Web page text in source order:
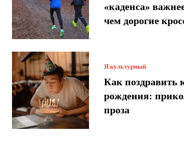
«каденса»
чем дорогие
Я культурный
Как поздравить
рождения:
проза